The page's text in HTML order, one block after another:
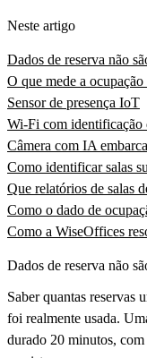
Neste artigo
Dados de reserva não
O que mede a
Sensor de presença IoT
Wi-Fi com identificação
Câmera com IA
Como identificar salas
Que relatórios de salas
Como o dado de
Como a WiseOffices
Dados de reserva não
Saber quantas reservas
foi realmente usada.
durado 20 minutos,